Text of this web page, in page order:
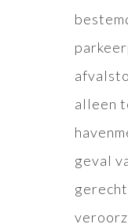
alleen
geval